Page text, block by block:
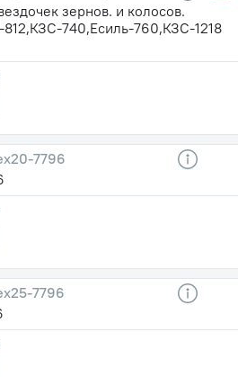
зернов. и колосов.
740,Есиль-760,КЗС-1218
7796
7796